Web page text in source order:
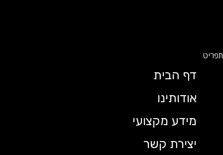
דף הבית
אודותינו
מידע מקצועי
יצירת קשר